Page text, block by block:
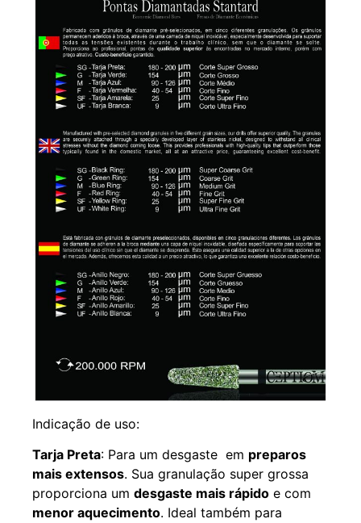
Indicação de uso:
Tarja Preta: Para um desgaste em preparos
mais extensos. Sua granulação super grossa
proporciona um desgaste mais rápido e com
menor aquecimento. Ideal também para